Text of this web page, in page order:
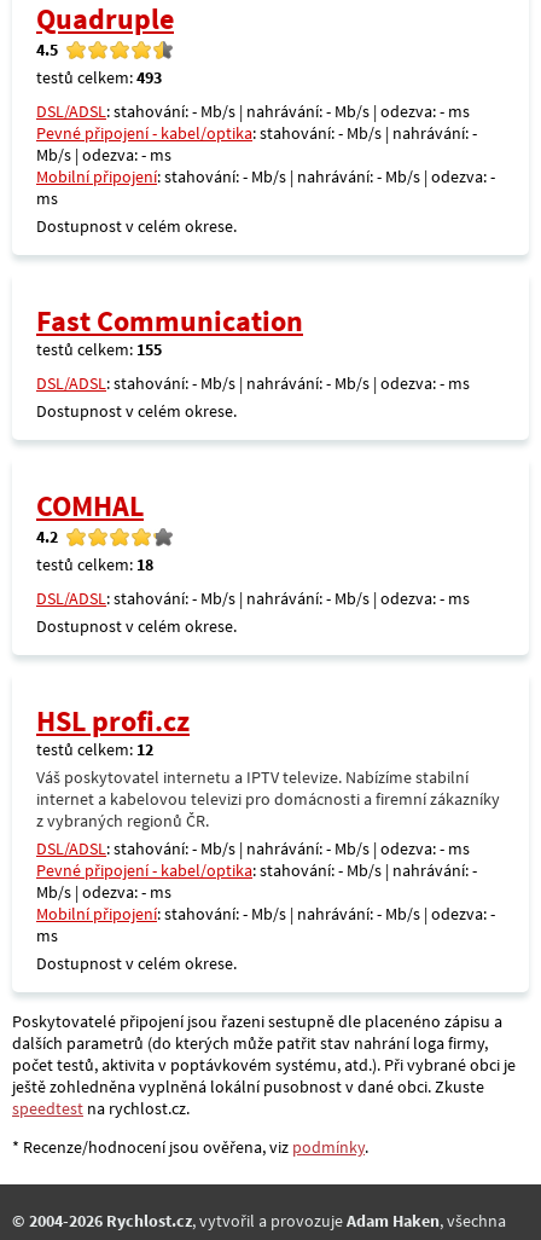
Quadruple
4.5
testů celkem:493
DSL/ADSL: stahování: - Mb/s | nahrávání: - Mb/s | odezva: - ms
Pevné připojení - kabel/optika: stahování: - Mb/s | nahrávání: -
Mb/s | odezva: - ms
Mobilní připojení: stahování: - Mb/s | nahrávání: - Mb/s | odezva: -
ms
Dostupnost v celém okrese.
Fast Communication
testů celkem: 155
DSL/ADSL: stahování: - Mb/s | nahrávání: - Mb/s | odezva: - ms
Dostupnost v celém okrese.
COMHAL
4.2
testů celkem: 18
DSL/ADSL: stahování: - Mb/s | nahrávání: - Mb/s | odezva: - ms
Dostupnost v celém okrese.
HSL profi.cz
testů celkem: 12
Váš poskytovatel internetu a IPTV televize. Nabízíme stabilní
internet a kabelovou televizi pro domácnosti a firemní zákazníky
z vybraných regionů ČR.
DSL/ADSL: stahování: - Mb/s | nahrávání: - Mb/s | odezva: - ms
Pevné připojení - kabel/optika: stahování: - Mb/s | nahrávání: -
Mb/s | odezva: - ms
Mobilní připojení: stahování: - Mb/s | nahrávání: - Mb/s | odezva: -
ms
Dostupnost v celém okrese.
Poskytovatelé připojení jsou řazeni sestupně dle placenéno zápisu a
dalších parametrů (do kterých může patřit stav nahrání loga firmy,
počet testů, aktivita v poptávkovém systému, atd.). Při vybrané obci je
ještě zohledněna vyplněná lokální pusobnost v dané obci. Zkuste
speedtest na rychlost.cz.
* Recenze/hodnocení jsou ověřena, viz podmínky.
© 2004-2026 Rychlost.cz, vytvořil a provozujeAdam Haken, všechna